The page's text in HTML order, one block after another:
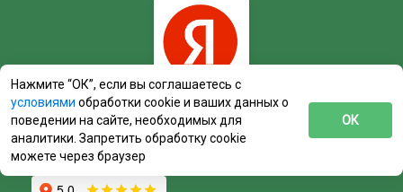
Нажмите “ОК”, если вы соглашаетесь с
условиями обработки cookie и ваших данных о
поведении на сайте, необходимых для
аналитики. Запретить обработку cookie
можете через браузер
ОК